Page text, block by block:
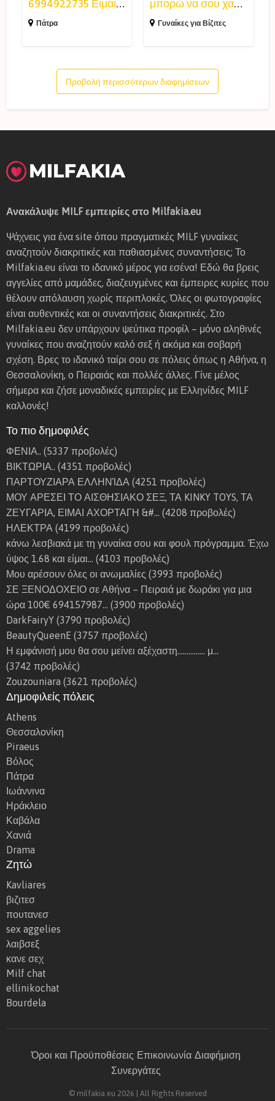
Ε
ι
λ
ε
ρ
η
κ
ο
π
έ
λ
α
γ
ι
α
ν
π
ε
ρ
ά
σ
ε
ι
ς
σ
ο
ύ
π
ε
ρ
χ
α
λ
α
ά
6994922735 Ειμαι η καλύτερη κοπέλα για να περάσεις σούπερ χαλαρά
Πάτρα
χ
ρ
ί
σ
έ
ς
σ
τ
ι
γ
μ
έ
ς
.
(
α
3
τ
ο
ε
σ
η
μ
έ
ι
έ
μπορώ να σου χαρίσω γλυκιές στιγμές. (από τις 3 το μεσημέρι έως και μετά τ…
Γυναίκες για Βίζιτες
Προβολή περισσότερων διαφημίσεων
Ανακάλυψε MILF εμπειρίες στο Milfakia.eu
Ψάχνεις για ένα site όπου πραγματικές MILF γυναίκες
αναζητούν διακριτικές και παθιασμένες συναντήσεις; Το
Milfakia.eu είναι το ιδανικό μέρος για εσένα! Εδώ θα βρεις
αγγελίες από μαμάδες, διαζευγμένες και έμπειρες κυρίες που
θέλουν απόλαυση χωρίς περιπλοκές. Όλες οι φωτογραφίες
είναι αυθεντικές και οι συναντήσεις διακριτικές. Στο
Milfakia.eu δεν υπάρχουν ψεύτικα προφίλ – μόνο αληθινές
γυναίκες που αναζητούν καλό σεξ ή ακόμα και σοβαρή
σχέση. Βρες το ιδανικό ταίρι σου σε πόλεις όπως η Αθήνα, η
Θεσσαλονίκη, ο Πειραιάς και πολλές άλλες. Γίνε μέλος
σήμερα και ζήσε μοναδικές εμπειρίες με Ελληνίδες MILF
καλλονές!
Το πιο δημοφιλές
ΦΕΝΙΑ.. (5337 προβολές)
ΒΙΚΤΩΡΙΑ.. (4351 προβολές)
ΠΑΡΤΟΥΖΙΑΡΑ ΕΛΛΗΝΊΔΑ (4251 προβολές)
ΜΟΥ ΑΡΕΣΕΙ ΤΟ ΑΙΣΘΗΣΙΑΚΟ ΣΕΞ, ΤΑ KINKY TOYS, ΤΑ
ΖΕΥΓΑΡΙΑ, ΕΙΜΑΙ ΑΧΟΡΤΑΓΗ &#… (4208 προβολές)
ΗΛΕΚΤΡΑ (4199 προβολές)
κάνω λεσβιακά με τη γυναίκα σου και φουλ πρόγραμμα. Έχω
ύψος 1.68 και είμαι… (4103 προβολές)
Μου αρέσουν όλες οι ανωμαλίες (3993 προβολές)
ΣΕ ΞΕΝΟΔΟΧΕΙΟ σε Αθήνα – Πειραιά με δωράκι για μια
ώρα 100€ 694157987… (3900 προβολές)
DarkFairyY (3790 προβολές)
BeautyQueenE (3757 προβολές)
Η εμφάνισή μου θα σου μείνει αξέχαστη…………… μ…
(3742 προβολές)
Zouzouniara (3621 προβολές)
Δημοφιλείς πόλεις
Athens
Θεσσαλονίκη
Piraeus
Βόλος
Πάτρα
Ιωάννινα
Ηράκλειο
Καβάλα
Χανιά
Drama
Ζητώ
Kavliares
βιζιτεσ
πουτανεσ
sex aggelies
λαιβσεξ
κανε σεχ
Milf chat
ellinikochat
Bourdela
Όροι και Προϋποθέσεις Επικοινωνία Διαφήμιση
Συνεργάτες
© milfakia.eu 2026 | All Rights Reserved